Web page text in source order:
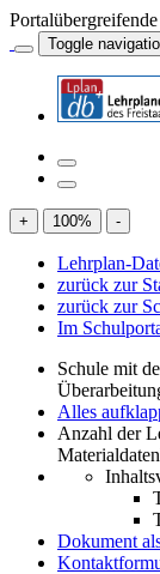
Toggle
+ 100% -
Lehrplan-
zurück zur
zurück zur
Im
Schule mit
Alles
Anzahl der
Dokument